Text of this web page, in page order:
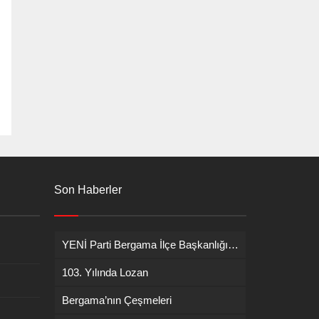
Son Haberler
YENİ Parti Bergama İlçe Başkanlığına İsmail Durmaz görevlendirildi
103. Yılında Lozan
Bergama’nın Çeşmeleri